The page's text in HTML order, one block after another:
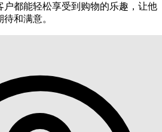
户都能轻松享受到购物的乐趣，让他
和满意。